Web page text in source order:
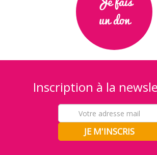
un don
Inscription à la